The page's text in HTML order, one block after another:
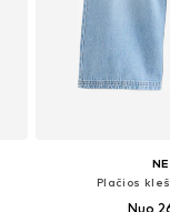
Plačios
Nuo